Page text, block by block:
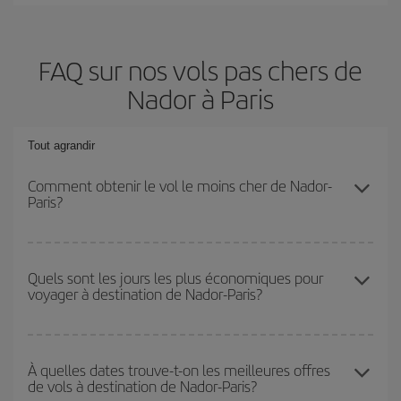
FAQ sur nos vols pas chers de
Nador à Paris
Tout agrandir
Comment obtenir le vol le moins cher de Nador-
Paris?
bénéficiez du tarif le plus bas en évitant les hautes saisons, en
achetant à l'avance et en restant flexible sur les dates et les
Quels sont les jours les plus économiques pour
voyager à destination de Nador-Paris?
vous suffit de lancer une recherche dans notre
moteur de
recherche de vols économiques. Dites-nous d'où vous partez,
À quelles dates trouve-t-on les meilleures offres
de vols à destination de Nador-Paris?